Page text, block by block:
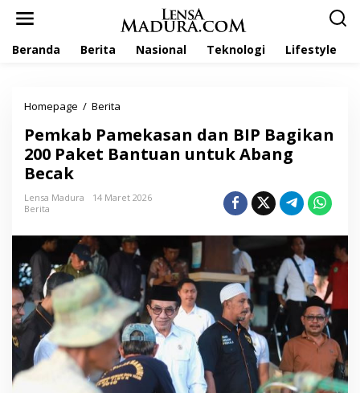
Beranda Berita Nasional Teknologi Lifestyle
Homepage / Berita
m
k
a
P
e
k
s
a
n
d
a
n
B
I
Pemkab Pamekasan dan BIP Bagikan
200 Paket Bantuan untuk Abang
Becak
Lensa Madura
14 Maret 2026
Berita